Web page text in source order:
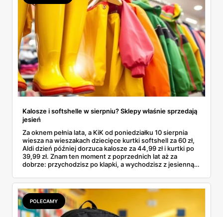
Kalosze i softshelle w sierpniu? Sklepy właśnie sprzedają
jesień
Za oknem pełnia lata, a KiK od poniedziałku 10 sierpnia
wiesza na wieszakach dziecięce kurtki softshell za 60 zł,
Aldi dzień później dorzuca kalosze za 44,99 zł i kurtki po
39,99 zł. Znam ten moment z poprzednich lat aż za
dobrze: przychodzisz po klapki, a wychodzisz z jesienną
pojawi się w gazetkach w przyszłym tygodniu i czy jest
sens kupować jesień, zanim skończą się wakacje.
POLECAMY